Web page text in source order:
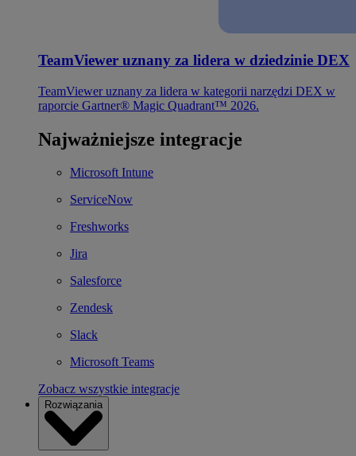
TeamViewer uznany za lidera w dziedzinie DEX
TeamViewer uznany za lidera w kategorii narzędzi DEX w
raporcie Gartner® Magic Quadrant™ 2026.
Najważniejsze integracje
Microsoft Intune
ServiceNow
Freshworks
Jira
Salesforce
Zendesk
Slack
Microsoft Teams
Zobacz wszystkie integracje
Rozwiązania